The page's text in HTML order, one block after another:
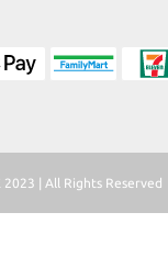
| All Rights Reserved